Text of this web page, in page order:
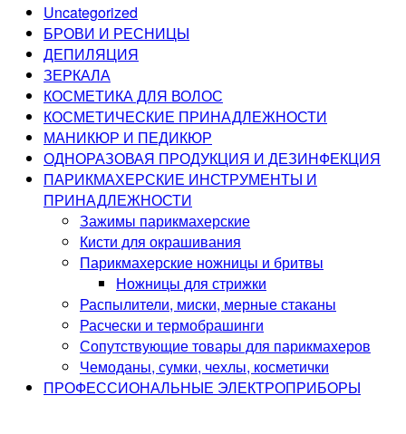
Uncategorized
БРОВИ И РЕСНИЦЫ
ДЕПИЛЯЦИЯ
ЗЕРКАЛА
КОСМЕТИКА ДЛЯ ВОЛОС
КОСМЕТИЧЕСКИЕ ПРИНАДЛЕЖНОСТИ
МАНИКЮР И ПЕДИКЮР
ОДНОРАЗОВАЯ ПРОДУКЦИЯ И ДЕЗИНФЕКЦИЯ
ПАРИКМАХЕРСКИЕ ИНСТРУМЕНТЫ И
ПРИНАДЛЕЖНОСТИ
Зажимы парикмахерские
Кисти для окрашивания
Парикмахерские ножницы и бритвы
Ножницы для стрижки
Распылители, миски, мерные стаканы
Расчески и термобрашинги
Сопутствующие товары для парикмахеров
Чемоданы, сумки, чехлы, косметички
ПРОФЕССИОНАЛЬНЫЕ ЭЛЕКТРОПРИБОРЫ